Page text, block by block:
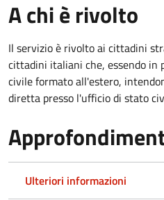
A chi è rivolto
Il servizio è rivolto ai cittadini
cittadini italiani che, essendo in
civile formato all'estero,
diretta presso l'ufficio di stato
Ulteriori informazioni